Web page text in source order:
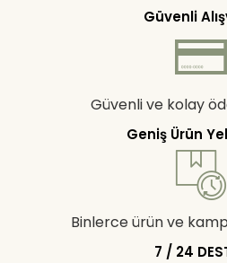
Güvenli
Güvenli ve kolay
Geniş Ürün
Binlerce ürün ve
7 / 24